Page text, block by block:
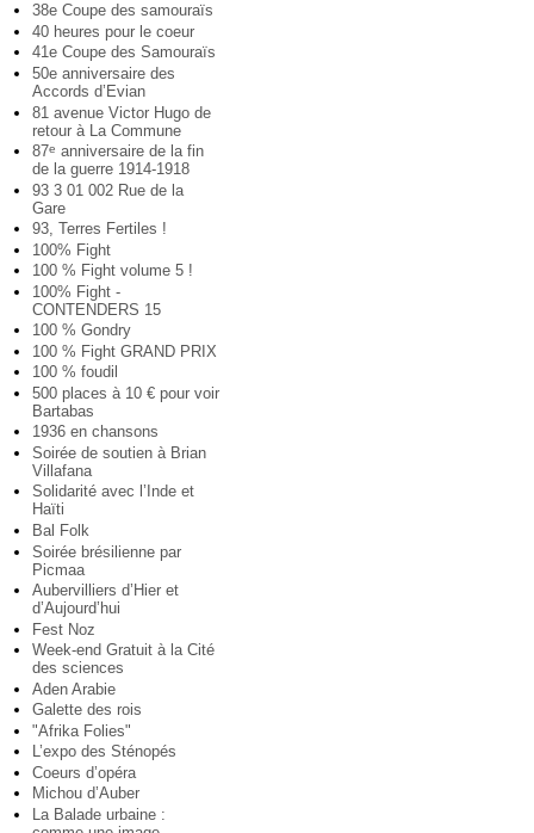
38e Coupe des samouraïs
40 heures pour le coeur
41e Coupe des Samouraïs
50e anniversaire des
Accords d’Evian
81 avenue Victor Hugo de
retour à La Commune
87e anniversaire de la fin
de la guerre 1914-1918
93 3 01 002 Rue de la
Gare
93, Terres Fertiles !
100% Fight
100 % Fight volume 5 !
100% Fight -
CONTENDERS 15
100 % Gondry
100 % Fight GRAND PRIX
100 % foudil
500 places à 10 € pour voir
Bartabas
1936 en chansons
Soirée de soutien à Brian
Villafana
Solidarité avec l’Inde et
Haïti
Bal Folk
Soirée brésilienne par
Picmaa
Aubervilliers d’Hier et
d’Aujourd’hui
Fest Noz
Week-end Gratuit à la Cité
des sciences
Aden Arabie
Galette des rois
"Afrika Folies"
L’expo des Sténopés
Coeurs d’opéra
Michou d’Auber
La Balade urbaine :